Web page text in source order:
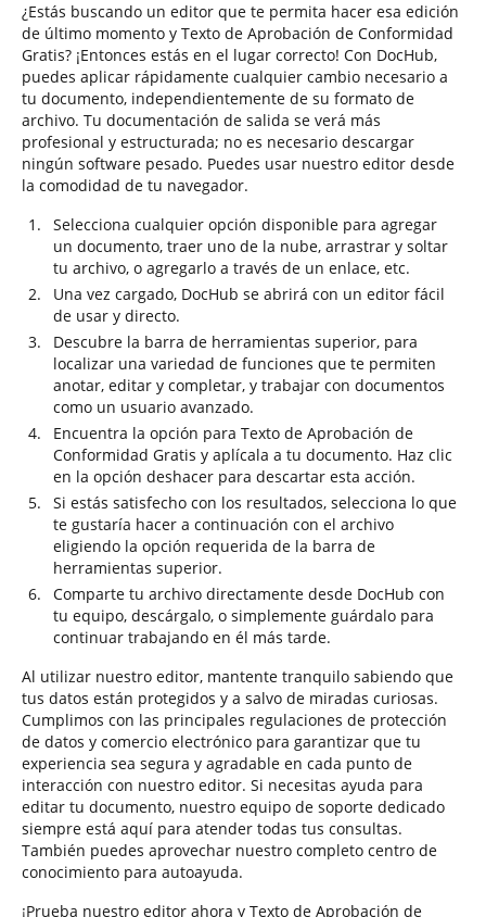
¿Estás buscando un editor que te permita hacer esa edición
de último momento y Texto de Aprobación de Conformidad
Gratis? ¡Entonces estás en el lugar correcto! Con DocHub,
puedes aplicar rápidamente cualquier cambio necesario a
tu documento, independientemente de su formato de
archivo. Tu documentación de salida se verá más
profesional y estructurada; no es necesario descargar
ningún software pesado. Puedes usar nuestro editor desde
la comodidad de tu navegador.
Selecciona cualquier opción disponible para agregar
un documento, traer uno de la nube, arrastrar y soltar
tu archivo, o agregarlo a través de un enlace, etc.
Una vez cargado, DocHub se abrirá con un editor fácil
de usar y directo.
Descubre la barra de herramientas superior, para
localizar una variedad de funciones que te permiten
anotar, editar y completar, y trabajar con documentos
como un usuario avanzado.
Encuentra la opción para Texto de Aprobación de
Conformidad Gratis y aplícala a tu documento. Haz clic
en la opción deshacer para descartar esta acción.
Si estás satisfecho con los resultados, selecciona lo que
te gustaría hacer a continuación con el archivo
eligiendo la opción requerida de la barra de
herramientas superior.
Comparte tu archivo directamente desde DocHub con
tu equipo, descárgalo, o simplemente guárdalo para
continuar trabajando en él más tarde.
Al utilizar nuestro editor, mantente tranquilo sabiendo que
tus datos están protegidos y a salvo de miradas curiosas.
Cumplimos con las principales regulaciones de protección
de datos y comercio electrónico para garantizar que tu
experiencia sea segura y agradable en cada punto de
interacción con nuestro editor. Si necesitas ayuda para
editar tu documento, nuestro equipo de soporte dedicado
siempre está aquí para atender todas tus consultas.
También puedes aprovechar nuestro completo centro de
conocimiento para autoayuda.
¡Prueba nuestro editor ahora y Texto de Aprobación de